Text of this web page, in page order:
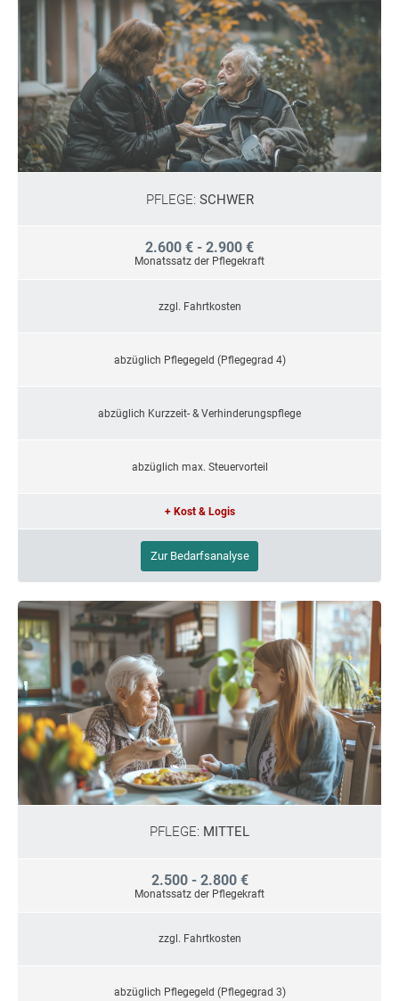
PFLEGE: SCHWER
2.600 € - 2.900 €
Monatssatz der Pflegekraft
zzgl. Fahrtkosten
abzüglich Pflegegeld (Pflegegrad 4)
abzüglich Kurzzeit- & Verhinderungspflege
abzüglich max. Steuervorteil
+ Kost & Logis
Zur Bedarfsanalyse
PFLEGE: MITTEL
2.500 - 2.800 €
Monatssatz der Pflegekraft
zzgl. Fahrtkosten
abzüglich Pflegegeld (Pflegegrad 3)